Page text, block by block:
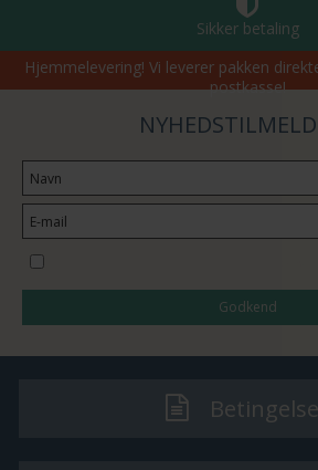
Sikker betaling
Hjemmelevering! Vi leverer pakken
postkasse!
Godkend